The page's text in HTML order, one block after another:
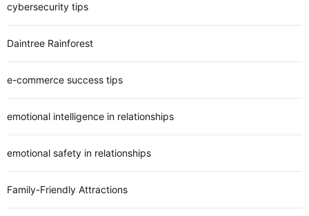
cybersecurity tips
Daintree Rainforest
e-commerce success tips
emotional intelligence in relationships
emotional safety in relationships
Family-Friendly Attractions